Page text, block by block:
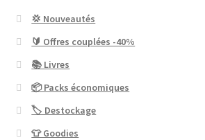
💢 Nouveautés
🔰 Offres couplées -40%
📚 Livres
📦 Packs économiques
🏷 Destockage
👕 Goodies